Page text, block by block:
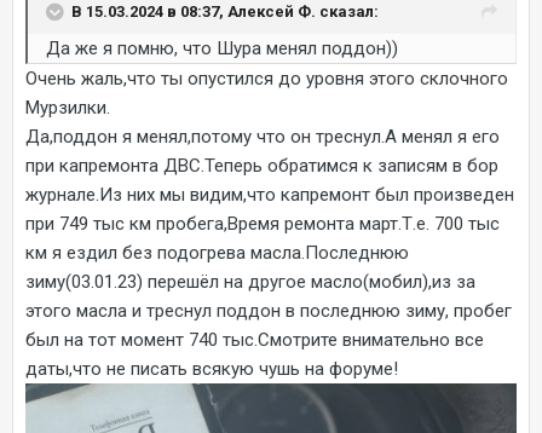
В 15.03.2024 в 08:37, Алексей Ф. сказал:
Да же я помню, что Шура менял поддон))
Очень жаль,что ты опустился до уровня этого склочного
Мурзилки.
Да,поддон я менял,потому что он треснул.А менял я его
при капремонта ДВС.Теперь обратимся к записям в бор
журнале.Из них мы видим,что капремонт был произведен
при 749 тыс км пробега,Время ремонта март.Т.е. 700 тыс
км я ездил без подогрева масла.Последнюю
зиму(03.01.23) перешёл на другое масло(мобил),из за
этого масла и треснул поддон в последнюю зиму, пробег
был на тот момент 740 тыс.Смотрите внимательно все
даты,что не писать всякую чушь на форуме!